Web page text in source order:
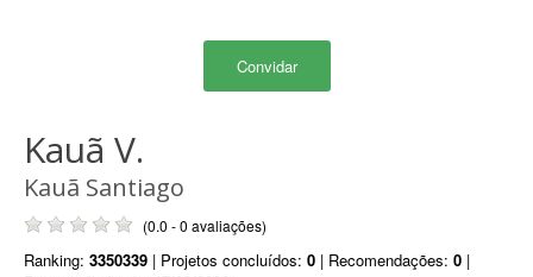
Convidar
Kauã V.
Kauã Santiago
(0.0 - 0 avaliações)
Ranking: 3350339 | Projetos concluídos: 0 | Recomendações: 0 |